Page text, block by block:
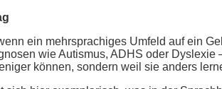
ein mehrsprachiges Umfeld auf ein
wie Autismus, ADHS oder
können, sondern weil sie anders